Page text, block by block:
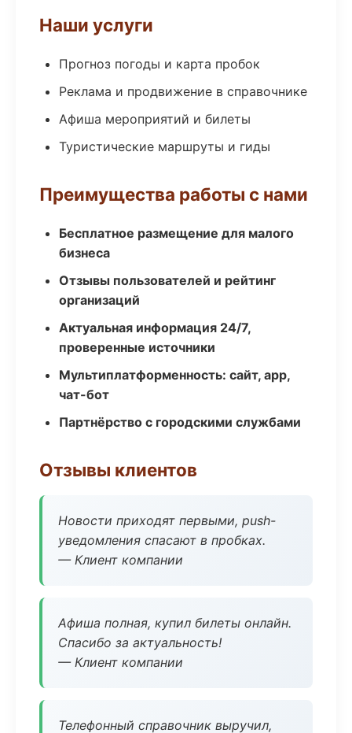
Наши услуги
Прогноз погоды и карта пробок
Реклама и продвижение в справочнике
Афиша мероприятий и билеты
Туристические маршруты и гиды
Преимущества работы с нами
Бесплатное размещение для малого
бизнеса
Отзывы пользователей и рейтинг
организаций
Актуальная информация 24/7,
проверенные источники
Мультиплатформенность: сайт, app,
чат-бот
Партнёрство с городскими службами
Отзывы клиентов
Новости приходят первыми, push-
уведомления спасают в пробках.
— Клиент компании
Афиша полная, купил билеты онлайн.
Спасибо за актуальность!
— Клиент компании
Телефонный справочник выручил,